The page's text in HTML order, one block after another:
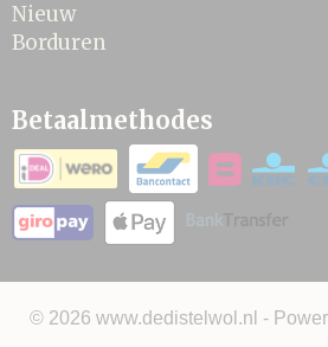
Nieuw
Borduren
Betaalmethodes
© 2026 www.dedistelwol.nl -